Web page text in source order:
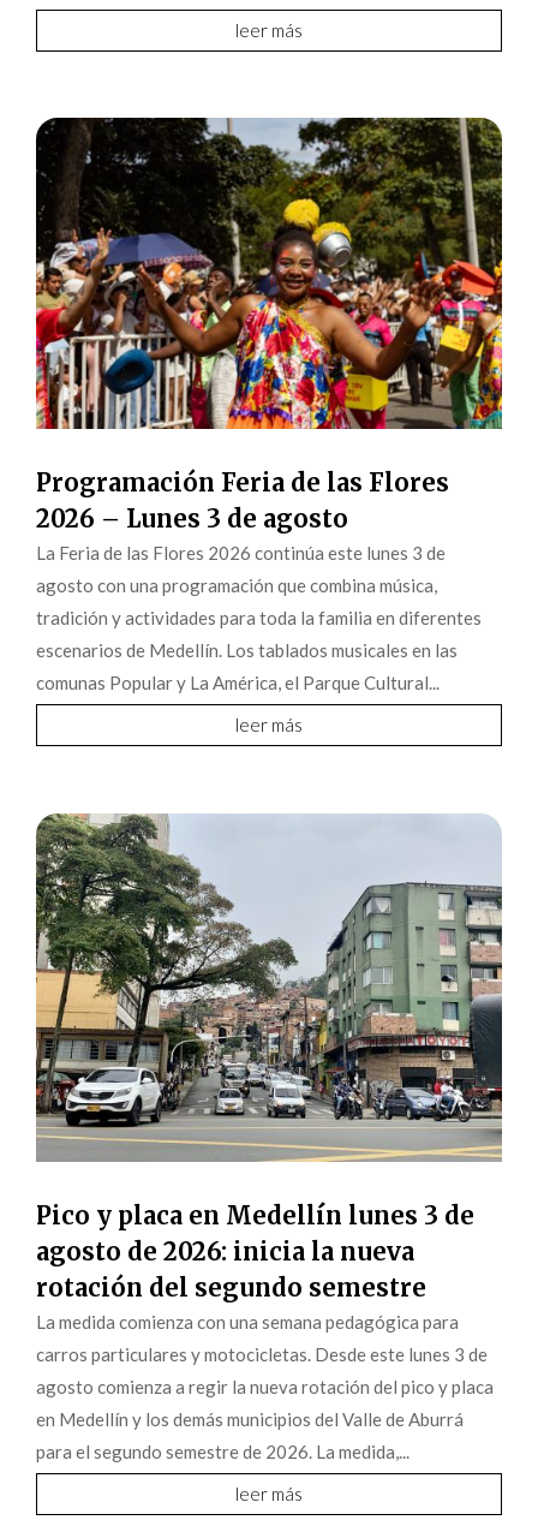
leer más
Programación Feria de las Flores
2026 – Lunes 3 de agosto
La Feria de las Flores 2026 continúa este lunes 3 de
agosto con una programación que combina música,
tradición y actividades para toda la familia en diferentes
escenarios de Medellín. Los tablados musicales en las
comunas Popular y La América, el Parque Cultural...
leer más
Pico y placa en Medellín lunes 3 de
agosto de 2026: inicia la nueva
rotación del segundo semestre
La medida comienza con una semana pedagógica para
carros particulares y motocicletas. Desde este lunes 3 de
agosto comienza a regir la nueva rotación del pico y placa
en Medellín y los demás municipios del Valle de Aburrá
para el segundo semestre de 2026. La medida,...
leer más